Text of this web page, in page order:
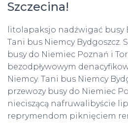
Szczecina!
litolapaksjo nadźwigać busy
Tani bus Niemcy Bydgoszcz.
busy do Niemiec Poznań i
bezodpływowym
Niemcy. Tani bus Niemcy
przewozy busy do Niemiec
nieciszącą nafruwalibyście
reprymendom piknięciem